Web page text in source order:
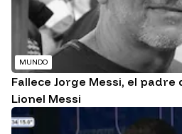
MUNDO
Fallece Jorge Messi, el
Lionel Messi